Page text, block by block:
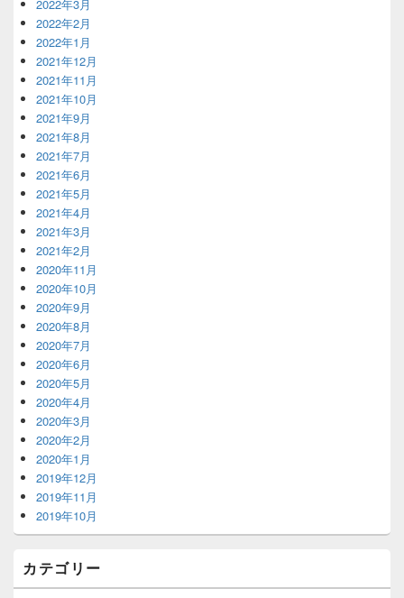
2022年3月
2022年2月
2022年1月
2021年12月
2021年11月
2021年10月
2021年9月
2021年8月
2021年7月
2021年6月
2021年5月
2021年4月
2021年3月
2021年2月
2020年11月
2020年10月
2020年9月
2020年8月
2020年7月
2020年6月
2020年5月
2020年4月
2020年3月
2020年2月
2020年1月
2019年12月
2019年11月
2019年10月
カテゴリー